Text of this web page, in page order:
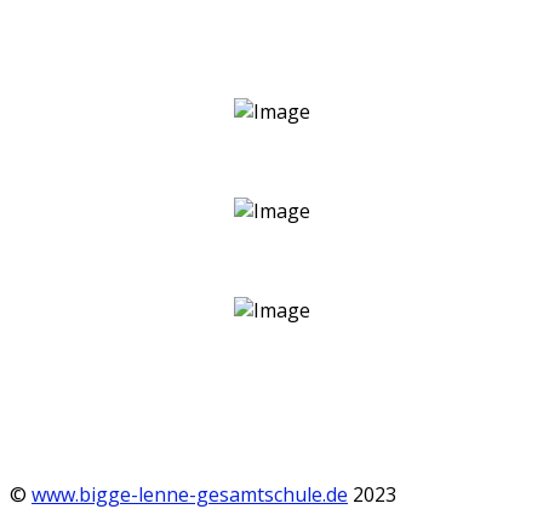
© www.bigge-lenne-gesamtschule.de 2023